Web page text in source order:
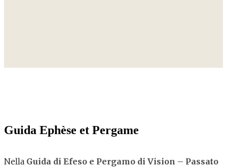
Guida Ephèse et Pergame
Nella Guida di Efeso e Pergamo di Vision – Passato